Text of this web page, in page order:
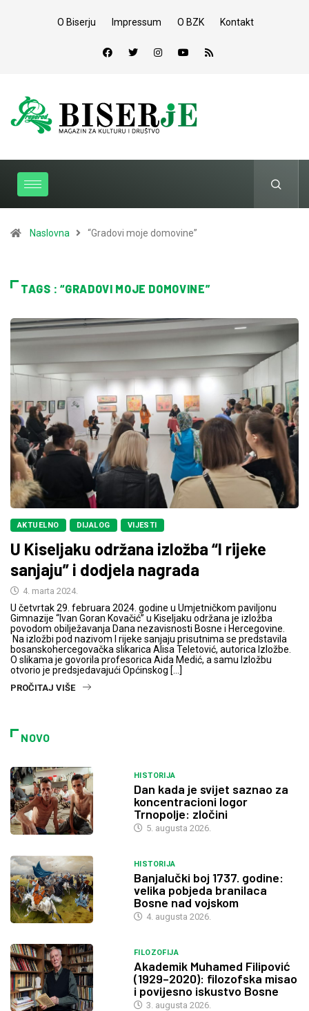
O Biserju Impressum O BZK Kontakt
Naslovna “Gradovi moje domovine”
TAGS : “GRADOVI MOJE DOMOVINE”
AKTUELNO DIJALOG VIJESTI
U Kiseljaku održana izložba “I rijeke
sanjaju” i dodjela nagrada
4. marta 2024.
U četvrtak 29. februara 2024. godine u Umjetničkom paviljonu
Gimnazije “Ivan Goran Kovačić” u Kiseljaku održana je izložba
povodom obilježavanja Dana nezavisnosti Bosne i Hercegovine.
Na izložbi pod nazivom I rijeke sanjaju prisutnima se predstavila
bosanskohercegovačka slikarica Alisa Teletović, autorica Izložbe.
O slikama je govorila profesorica Aida Medić, a samu Izložbu
otvorio je predsjedavajući Općinskog […]
PROČITAJ VIŠE
NOVO
HISTORIJA
Dan kada je svijet saznao za
koncentracioni logor
Trnopolje: zločini
5. augusta 2026.
HISTORIJA
Banjalučki boj 1737. godine:
velika pobjeda branilaca
Bosne nad vojskom
4. augusta 2026.
FILOZOFIJA
Akademik Muhamed Filipović
(1929–2020): filozofska misao
i povijesno iskustvo Bosne
3. augusta 2026.